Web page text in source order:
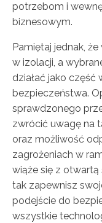
potrzebom i
biznesowym.
Pamiętaj jednak,
w izolacji, a
działać jako część
bezpieczeństwa.
sprawdzonego
zwrócić uwagę na
oraz możliwość
zagrożeniach w
wiąże się z
tak zapewnisz
podejście do
wszystkie